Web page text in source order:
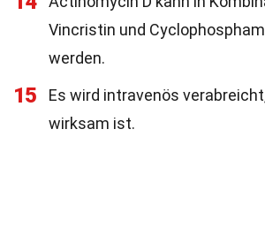
Vincristin und
werden.
15 Es wird intravenös
wirksam ist.